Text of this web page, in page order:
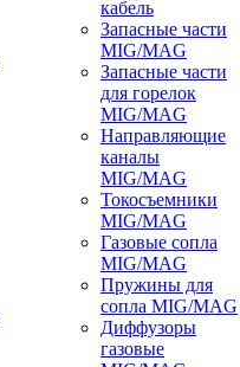
кабель
Запасные части
MIG/MAG
Запасные части
для горелок
MIG/MAG
Направляющие
каналы
MIG/MAG
Токосъемники
MIG/MAG
Газовые сопла
MIG/MAG
Пружины для
сопла MIG/MAG
Диффузоры
газовые